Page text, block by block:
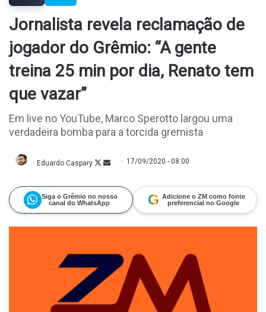
Jornalista revela reclamação de
jogador do Grêmio: “A gente
treina 25 min por dia, Renato tem
que vazar”
Em live no YouTube, Marco Sperotto largou uma
verdadeira bomba para a torcida gremista
Eduardo Caspary FollowMande
17/09/2020 - 08:00
Siga o Grêmio no nosso
canal do WhatsApp
G Adicione o ZM como fonte
preferencial no Google